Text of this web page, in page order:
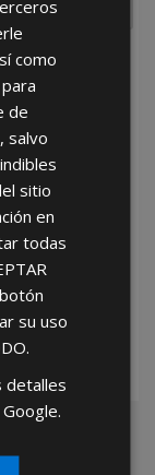
minoristas y
como
de
salvo
sitio
en
todas
su uso
.
detalles